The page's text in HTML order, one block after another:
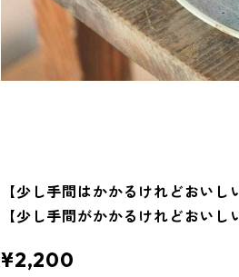
【少し手間はかかるけれどおいし
【少し手間がかかるけれどおい
¥2,200